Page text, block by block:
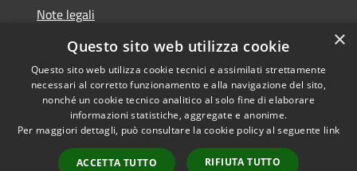
Note legali
Dichiarazione di accessibilità
Accessibilità
Copyright © 2026 • Comune di
Scanzorosciate • Powered by
Municipium•
Accesso
×
Questo sito web utilizza cookie
Questo sito web utilizza cookie tecnici e assimilati strettamente
necessari al corretto funzionamento e alla navigazione del sito,
nonché un cookie tecnico analitico al solo fine di elaborare
informazioni statistiche, aggregate e anonime.
Per maggiori dettagli, può consultare la cookie policy al seguente link
ACCETTA TUTTO RIFIUTA TUTTO